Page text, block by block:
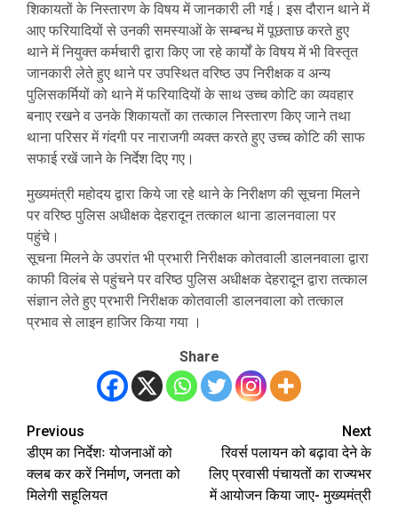
शिकायतों के निस्तारण के विषय में जानकारी ली गई। इस दौरान थाने में
आए फरियादियों से उनकी समस्याओं के सम्बन्ध में पूछताछ करते हुए
थाने में नियुक्त कर्मचारी द्वारा किए जा रहे कार्यों के विषय में भी विस्तृत
जानकारी लेते हुए थाने पर उपस्थित वरिष्ठ उप निरीक्षक व अन्य
पुलिसकर्मियों को थाने में फरियादियों के साथ उच्च कोटि का व्यवहार
बनाए रखने व उनके शिकायतों का तत्काल निस्तारण किए जाने तथा
थाना परिसर में गंदगी पर नाराजगी व्यक्त करते हुए उच्च कोटि की साफ
सफाई रखें जाने के निर्देश दिए गए।
मुख्यमंत्री महोदय द्वारा किये जा रहे थाने के निरीक्षण की सूचना मिलने
पर वरिष्ठ पुलिस अधीक्षक देहरादून तत्काल थाना डालनवाला पर
पहुंचे।
सूचना मिलने के उपरांत भी प्रभारी निरीक्षक कोतवाली डालनवाला द्वारा
काफी विलंब से पहुंचने पर वरिष्ठ पुलिस अधीक्षक देहरादून द्वारा तत्काल
संज्ञान लेते हुए प्रभारी निरीक्षक कोतवाली डालनवाला को तत्काल
प्रभाव से लाइन हाजिर किया गया ।
Share
Post
navigation
Previous
डीएम का निर्देशः योजनाओं को
क्लब कर करें निर्माण, जनता को
मिलेगी सहूलियत
Next
रिवर्स पलायन को बढ़ावा देने के
लिए प्रवासी पंचायतों का राज्यभर
में आयोजन किया जाए- मुख्यमंत्री